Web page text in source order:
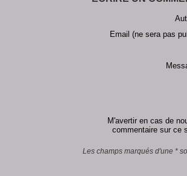
Email (ne sera pas
M'avertir en cas de
commentaire sur ce
Les champs marqués d'une *